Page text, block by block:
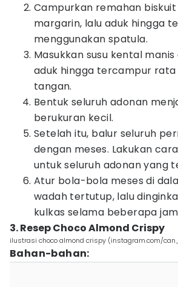
Campurkan remahan
margarin, lalu aduk hingga
menggunakan spatula.
Masukkan susu kental
aduk hingga tercampur
tangan.
Bentuk seluruh adonan
berukuran kecil.
Setelah itu, balur seluruh
dengan meses. Lakukan
untuk seluruh adonan yang
Atur bola-bola meses di
wadah tertutup, lalu
kulkas selama beberapa
3. Resep Choco Almond Crispy
ilustrasi choco almond crispy (instagram.com/
Bahan-bahan: